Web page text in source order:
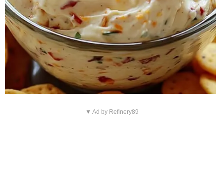
▼ Ad by Refinery89